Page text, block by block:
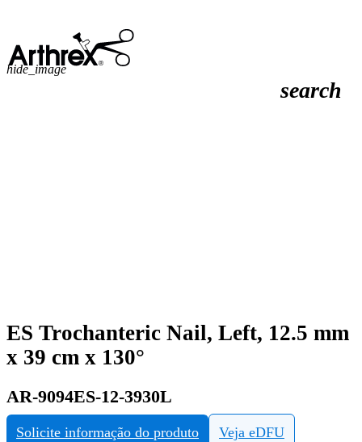
search
hide_image
ES Trochanteric Nail, Left, 12.5 mm
x 39 cm x 130°
AR-9094ES-12-3930L
Solicite informação do produto Veja eDFU